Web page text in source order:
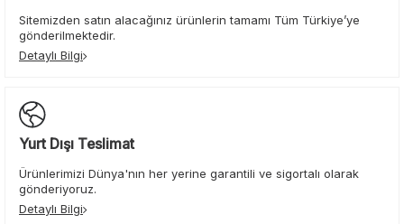
Sitemizden satın alacağınız ürünlerin tamamı Tüm Türkiye’ye
gönderilmektedir.
Detaylı Bilgi
Yurt Dışı Teslimat
Ürünlerimizi Dünya'nın her yerine garantili ve sigortalı olarak
gönderiyoruz.
Detaylı Bilgi